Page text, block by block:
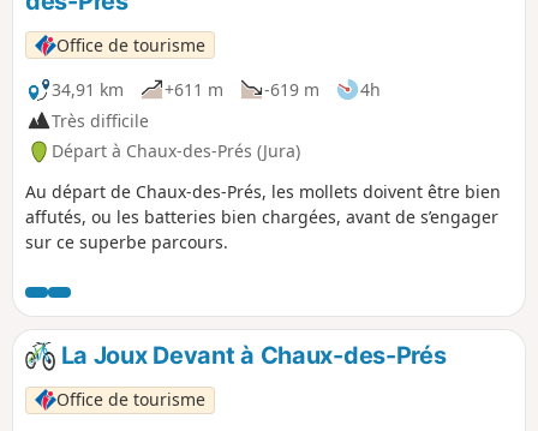
Office de tourisme
34,91 km
+611 m -619 m
4h
Très difficile
Départ à Chaux-des-Prés (Jura)
Au départ de Chaux-des-Prés, les mollets doivent être bien
affutés, ou les batteries bien chargées, avant de s’engager
sur ce superbe parcours.
La Joux Devant à Chaux-des-Prés
Office de tourisme